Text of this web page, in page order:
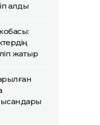
қалды
жатыр